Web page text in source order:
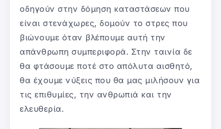
οδηγούν στην δόμηση καταστάσεων που
είναι στενάχωρες, δομούν το στρες που
βιώνουμε όταν βλέπουμε αυτή την
απάνθρωπη συμπεριφορά. Στην ταινία δε
θα φτάσουμε ποτέ στο απόλυτα αισθητό,
θα έχουμε νύξεις που θα μας μιλήσουν για
τις επιθυμίες, την ανθρωπιά και την
ελευθερία.